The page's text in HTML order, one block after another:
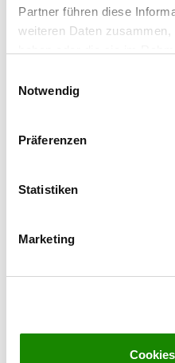
Partner führen diese
weiteren Daten
Cookies, wenn Sie unsere
Notwendig
Präferenzen
Statistiken
Marketing
OG - Wiehl e.V.
Broich Straße
51109 Köln-Merheim
51063 Köln-Holweide